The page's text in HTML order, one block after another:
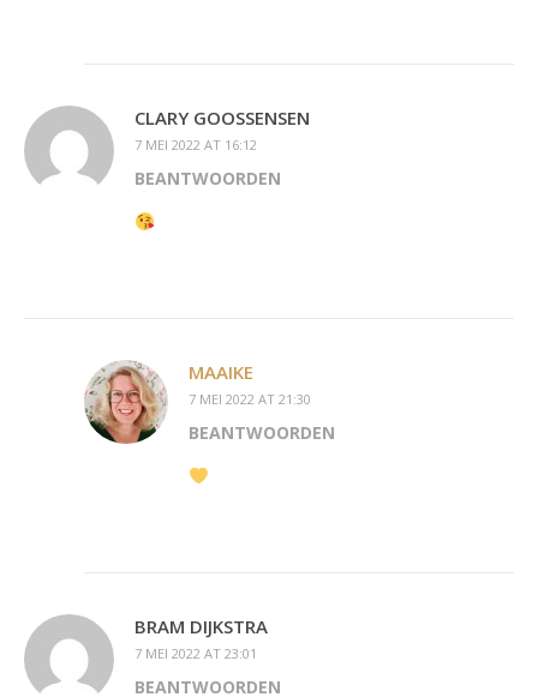
CLARY GOOSSENSEN
7 MEI 2022 AT 16:12
BEANTWOORDEN
MAAIKE
7 MEI 2022 AT 21:30
BEANTWOORDEN
BRAM DIJKSTRA
7 MEI 2022 AT 23:01
BEANTWOORDEN